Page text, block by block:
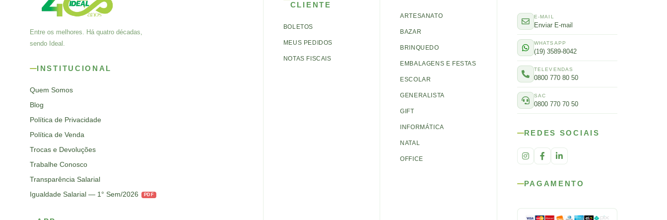
Entre os melhores. Há quatro décadas,
sendo Ideal.
INSTITUCIONAL
Quem Somos
Blog
Política de Privacidade
Política de Venda
Trocas e Devoluções
Trabalhe Conosco
Transparência Salarial
Igualdade Salarial — 1° Sem/2026
PDF
CLIENTE
BOLETOS
MEUS PEDIDOS
NOTAS FISCAIS
ARTESANATO
BAZAR
BRINQUEDO
EMBALAGENS E FESTAS
ESCOLAR
GENERALISTA
GIFT
INFORMÁTICA
NATAL
OFFICE
E-MAIL
Enviar E-mail
WHATSAPP
(19) 3589-8042
TELEVENDAS
0800 770 80 50
SAC
0800 770 70 50
REDES SOCIAIS
PAGAMENTO